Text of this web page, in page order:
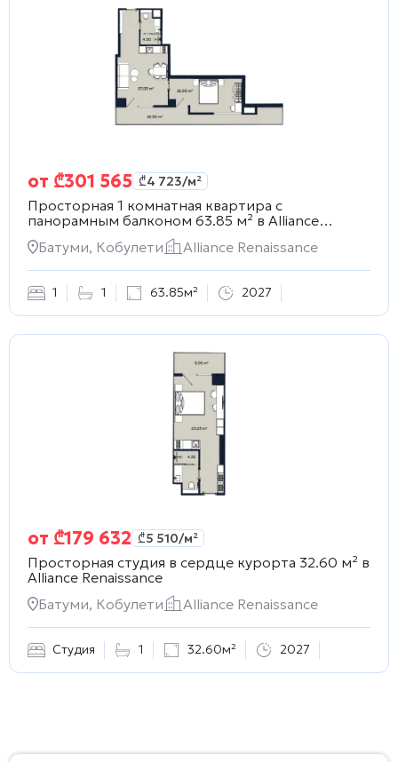
от ₾301 565 ₾4 723/м²
Просторная 1 комнатная квартира с
панорамным балконом 63.85 м² в Alliance
Батуми, Кобулети Alliance Renaissance
1 1 63.85м² 2027
от ₾179 632 ₾5 510/м²
Просторная студия в сердце курорта 32.60 м² в
Alliance Renaissance
Батуми, Кобулети
Alliance Renaissance
Студия 1 32.60м² 2027